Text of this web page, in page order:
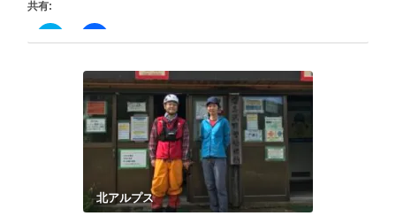
共有:
ク
リ
Twitter
Facebook
で
有
す
る
に
は
ク
リ
ッ
ク
く
だ
北アルプス